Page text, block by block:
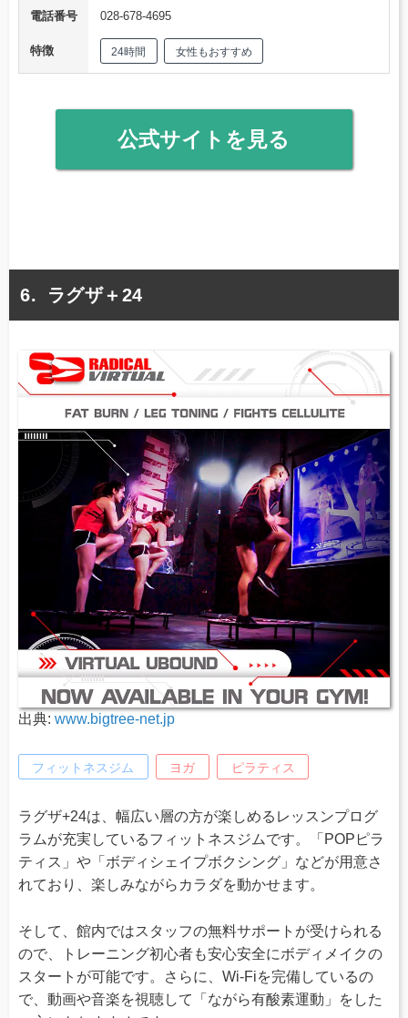
電話番号
028-678-4695
特徴 24時間 女性もおすすめ
公式サイトを見る
ラグザ＋24
出典: www.bigtree-net.jp
フィットネスジム ヨガ ピラティス
ラグザ+24は、幅広い層の方が楽しめるレッスンプログ
ラムが充実しているフィットネスジムです。「POPピラ
ティス」や「ボディシェイプボクシング」などが用意さ
れており、楽しみながらカラダを動かせます。
そして、館内ではスタッフの無料サポートが受けられる
ので、トレーニング初心者も安心安全にボディメイクの
スタートが可能です。さらに、Wi-Fiを完備しているの
で、動画や音楽を視聴して「ながら有酸素運動」をした